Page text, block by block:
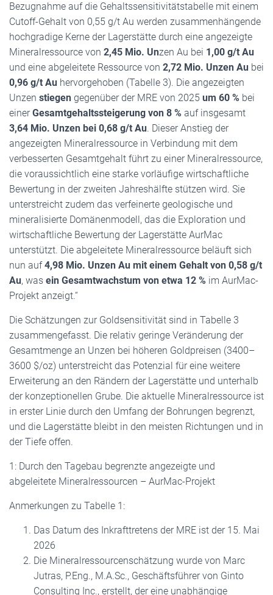
Bezugnahme auf die Gehaltssensitivitätstabelle mit einem
Cutoff-Gehalt von 0,55 g/t Au werden zusammenhängende
hochgradige Kerne der Lagerstätte durch eine angezeigte
Mineralressource von 2,45 Mio. Unzen Au bei 1,00 g/t Au
und eine abgeleitete Ressource von 2,72 Mio. Unzen Au bei
0,96 g/t Au hervorgehoben (Tabelle 3). Die angezeigten
Unzen stiegen gegenüber der MRE von 2025 um 60 % bei
einerGesamtgehaltssteigerung von 8 % auf insgesamt
3,64 Mio. Unzen bei 0,68 g/t Au. Dieser Anstieg der
angezeigten Mineralressource in Verbindung mit dem
verbesserten Gesamtgehalt führt zu einer Mineralressource,
die voraussichtlich eine starke vorläufige wirtschaftliche
Bewertung in der zweiten Jahreshälfte stützen wird. Sie
unterstreicht zudem das verfeinerte geologische und
mineralisierte Domänenmodell, das die Exploration und
wirtschaftliche Bewertung der Lagerstätte AurMac
unterstützt. Die abgeleitete Mineralressource beläuft sich
nun auf4,98 Mio. Unzen Au mit einem Gehalt von 0,58 g/t
Au, was ein Gesamtwachstum von etwa 12 % im AurMac-
Projekt anzeigt.“
Die Schätzungen zur Goldsensitivität sind in Tabelle 3
zusammengefasst. Die relativ geringe Veränderung der
Gesamtmenge an Unzen bei höheren Goldpreisen (3400–
3600 $/oz) unterstreicht das Potenzial für eine weitere
Erweiterung an den Rändern der Lagerstätte und unterhalb
der konzeptionellen Grube. Die aktuelle Mineralressource ist
in erster Linie durch den Umfang der Bohrungen begrenzt,
und die Lagerstätte bleibt in den meisten Richtungen und in
der Tiefe offen.
1: Durch den Tagebau begrenzte angezeigte und
abgeleitete Mineralressourcen – AurMac-Projekt
Anmerkungen zu Tabelle 1:
Das Datum des Inkrafttretens der MRE ist der 15. Mai
2026
Die Mineralressourcenschätzung wurde von Marc
Jutras, P.Eng., M.A.Sc., Geschäftsführer von Ginto
Consulting Inc., erstellt, der eine unabhängige